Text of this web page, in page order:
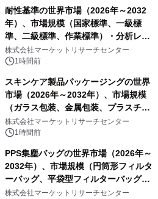
耐性基準の世界市場（2026年～2032
年）、市場規模（国家標準、一級標
準、二級標準、作業標準）・分析レポ
ートを発表
株式会社マーケットリサーチセンター
1時間前
スキンケア製品パッケージングの世界
市場（2026年～2032年）、市場規模
（ガラス包装、金属包装、プラスチッ
ク包装、その他）・分析レポートを発
表
株式会社マーケットリサーチセンター
1時間前
PPS集塵バッグの世界市場（2026年～
2032年）、市場規模（円筒形フィルタ
ーバッグ、平袋型フィルターバッグ、
プリーツフィルターバッグ、その
株式会社マーケットリサーチセンター